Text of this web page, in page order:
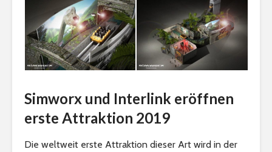
Simworx und Interlink eröffnen
erste Attraktion 2019
Die weltweit erste Attraktion dieser Art wird in der